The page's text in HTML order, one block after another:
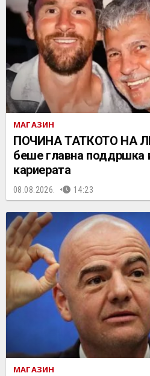
МАГАЗИН
ПОЧИНА ТАТКОТО НА
беше главна поддршка
кариерата
08.08.2026. 14:23
МАГАЗИН